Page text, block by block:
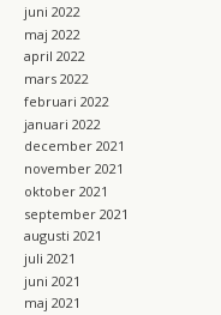
juni 2022
maj 2022
april 2022
mars 2022
februari 2022
januari 2022
december 2021
november 2021
oktober 2021
september 2021
augusti 2021
juli 2021
juni 2021
maj 2021